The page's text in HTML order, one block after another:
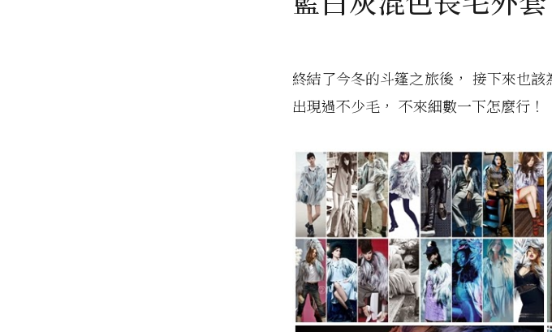
終結了今冬的斗篷之旅後， 接下來也
出現過不少毛， 不來細數一下怎麼行！